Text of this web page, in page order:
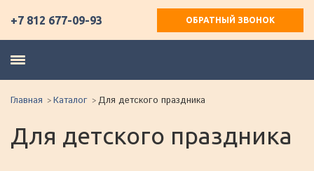
+7 812 677-09-93 ОБРАТНЫЙ ЗВОНОК
Главная Каталог Для детского праздника
Для детского праздника